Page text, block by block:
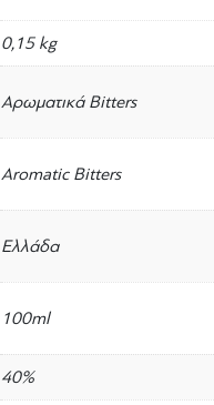
0,15 kg
Αρωματικά Bitters
Aromatic Bitters
Ελλάδα
100ml
40%